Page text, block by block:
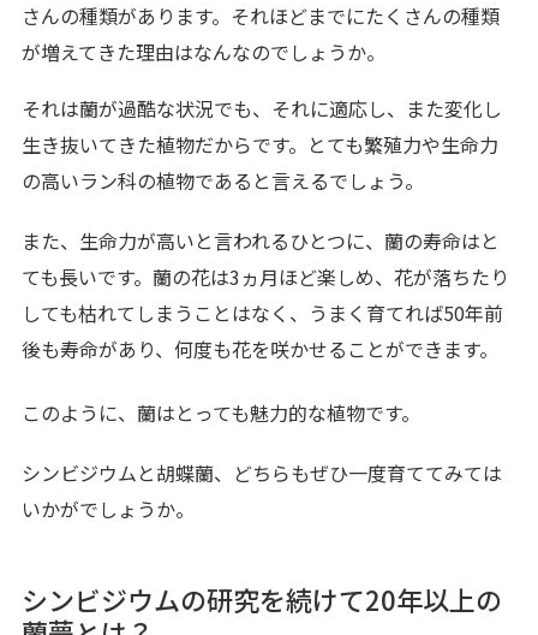
さんの種類があります。それほどまでにたくさんの種類
が増えてきた理由はなんなのでしょうか。
それは蘭が過酷な状況でも、それに適応し、また変化し
生き抜いてきた植物だからです。とても繁殖力や生命力
の高いラン科の植物であると言えるでしょう。
また、生命力が高いと言われるひとつに、蘭の寿命はと
ても長いです。蘭の花は3ヵ月ほど楽しめ、花が落ちたり
しても枯れてしまうことはなく、うまく育てれば50年前
後も寿命があり、何度も花を咲かせることができます。
このように、蘭はとっても魅力的な植物です。
シンビジウムと胡蝶蘭、どちらもぜひ一度育ててみては
いかがでしょうか。
シンビジウムの研究を続けて20年以上の